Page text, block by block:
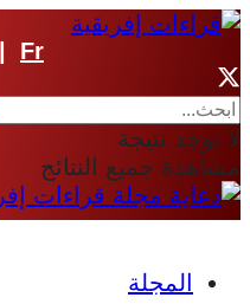
Fr
لا توجد نتيجة
مشاهدة جميع النتائج
المجلة